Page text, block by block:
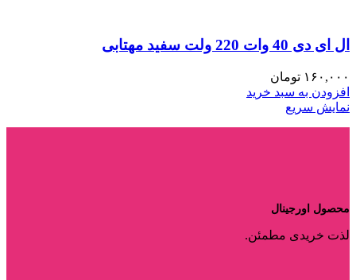
ال ای دی 40 وات 220 ولت سفید مهتابی
۱۶۰,۰۰۰ تومان
افزودن به سبد خرید
نمایش سریع
محصول اورجینال
لذت خریدی مطمئن.